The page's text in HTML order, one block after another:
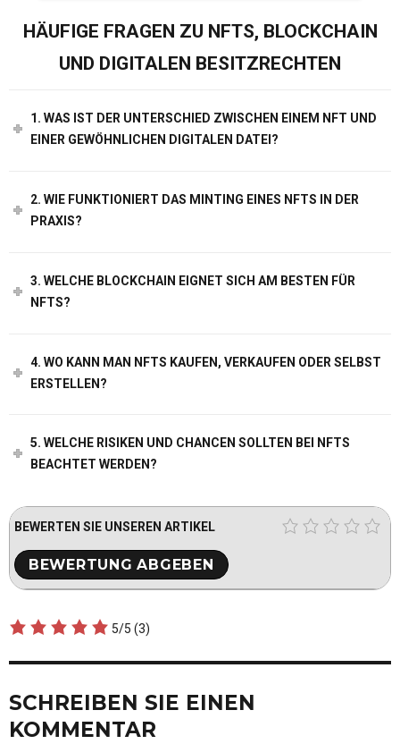
HÄUFIGE FRAGEN ZU NFTS, BLOCKCHAIN
UND DIGITALEN BESITZRECHTEN
1. WAS IST DER UNTERSCHIED ZWISCHEN EINEM NFT UND
EINER GEWÖHNLICHEN DIGITALEN DATEI?
2. WIE FUNKTIONIERT DAS MINTING EINES NFTS IN DER
PRAXIS?
3. WELCHE BLOCKCHAIN EIGNET SICH AM BESTEN FÜR
NFTS?
4. WO KANN MAN NFTS KAUFEN, VERKAUFEN ODER SELBST
ERSTELLEN?
5. WELCHE RISIKEN UND CHANCEN SOLLTEN BEI NFTS
BEACHTET WERDEN?
BEWERTEN SIE UNSEREN ARTIKEL
5/5 (3)
SCHREIBEN SIE EINEN
KOMMENTAR